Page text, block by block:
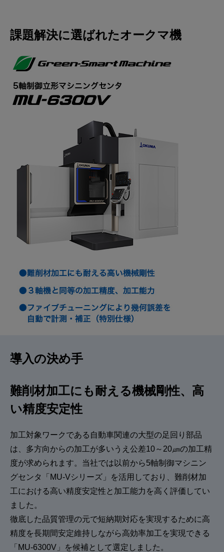
課題解決に選ばれたオークマ機
導入の決め手
難削材加工にも耐える機械剛性、高
い精度安定性
加工対象ワークである自動車関連の大型の足回り部品
は、多方向からの加工が多いうえ公差10～20㎛の加工精
度が求められます。当社では以前から5軸制御マシニン
グセンタ「MU-Vシリーズ」を活用しており、難削材加
工における高い精度安定性と加工能力を高く評価してい
ました。
徹底した品質管理の元で短納期対応を実現するために高
精度を長期間安定維持しながら高効率加工を実現できる
「MU-6300V」を候補として選定しました。